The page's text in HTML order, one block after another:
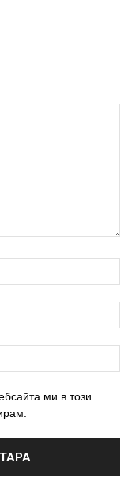
ми в този